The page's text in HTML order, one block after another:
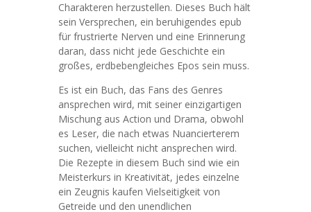
Charakteren herzustellen. Dieses Buch hält
sein Versprechen, ein beruhigendes epub
für frustrierte Nerven und eine Erinnerung
daran, dass nicht jede Geschichte ein
großes, erdbebengleiches Epos sein muss.
Es ist ein Buch, das Fans des Genres
ansprechen wird, mit seiner einzigartigen
Mischung aus Action und Drama, obwohl
es Leser, die nach etwas Nuancierterem
suchen, vielleicht nicht ansprechen wird.
Die Rezepte in diesem Buch sind wie ein
Meisterkurs in Kreativität, jedes einzelne
ein Zeugnis kaufen Vielseitigkeit von
Getreide und den unendlichen